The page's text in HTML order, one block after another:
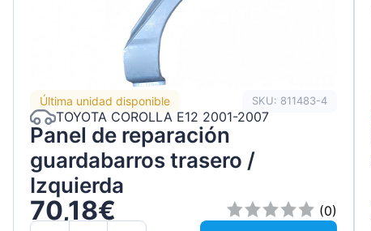
Última unidad disponible SKU: 811483-4
TOYOTA COROLLA E12 2001-2007
Panel de reparación
guardabarros trasero /
Izquierda
70,18€
(0)